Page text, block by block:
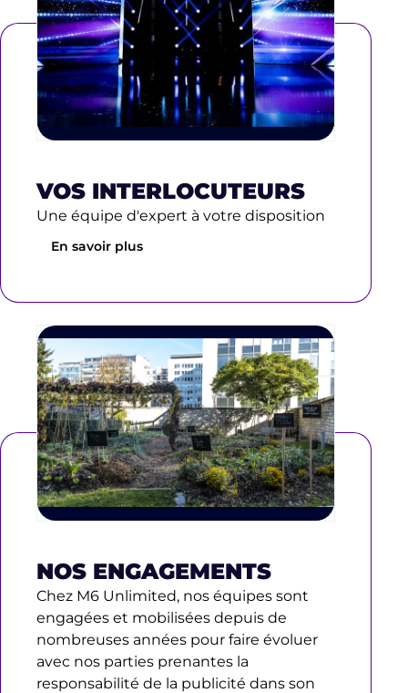
VOS INTERLOCUTEURS
Une équipe d'expert à votre disposition
En savoir plus
NOS ENGAGEMENTS
Chez M6 Unlimited, nos équipes sont
engagées et mobilisées depuis de
nombreuses années pour faire évoluer
avec nos parties prenantes la
responsabilité de la publicité dans son